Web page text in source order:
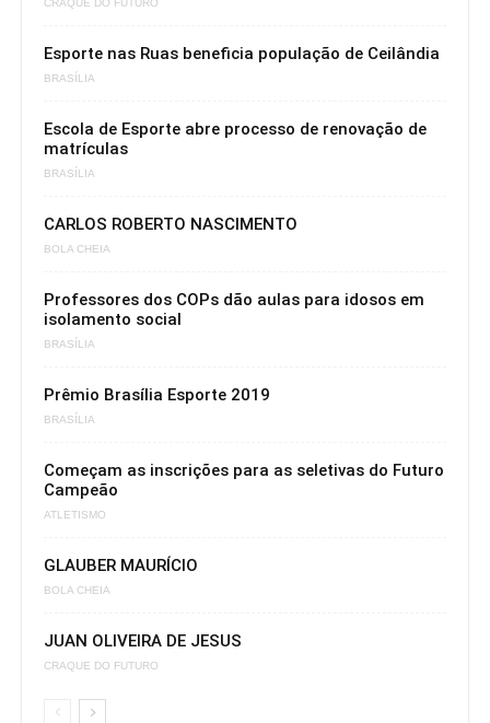
CRAQUE DO FUTURO
Esporte nas Ruas beneficia população de Ceilândia
BRASÍLIA
Escola de Esporte abre processo de renovação de
matrículas
BRASÍLIA
CARLOS ROBERTO NASCIMENTO
BOLA CHEIA
Professores dos COPs dão aulas para idosos em
isolamento social
BRASÍLIA
Prêmio Brasília Esporte 2019
BRASÍLIA
Começam as inscrições para as seletivas do Futuro
Campeão
ATLETISMO
GLAUBER MAURÍCIO
BOLA CHEIA
JUAN OLIVEIRA DE JESUS
CRAQUE DO FUTURO